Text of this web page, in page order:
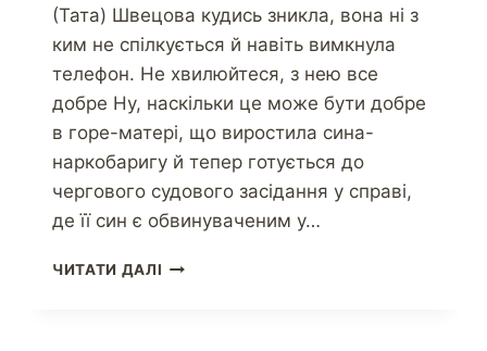
(Тата) Швецова кудись зникла, вона ні з
ким не спілкується й навіть вимкнула
телефон. Не хвилюйтеся, з нею все
добре Ну, наскільки це може бути добре
в горе-матері, що виростила сина-
наркобаригу й тепер готується до
чергового судового засідання у справі,
де її син є обвинуваченим у…
ЧИТАТИ ДАЛІ